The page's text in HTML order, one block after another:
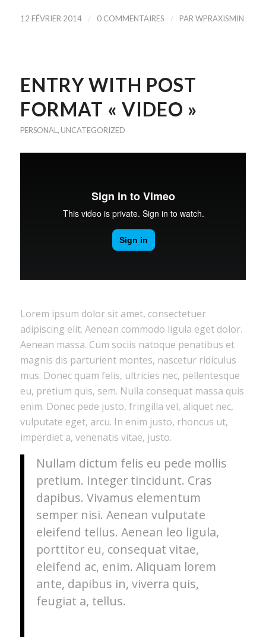
12 FÉVRIER 2014 / 0 COMMENTAIRES / PAR WPRAXISMIN
ENTRY WITH POST
FORMAT « VIDEO »
PERSONAL , UNCATEGORIZED
Lorem ipsum dolor sit amet, consectetuer
adipiscing elit. Aenean commodo ligula eget dolor.
Aenean massa. Cum sociis natoque penatibus et
magnis dis parturient montes, nascetur ridiculus
mus. Donec quam felis, ultricies nec, pellentesque
eu, pretium quis, sem. Nulla consequat massa quis
enim. Donec pede justo, fringilla vel, aliquet nec,
vulputate eget, arcu. In enim justo, rhoncus ut,
imperdiet a, venenatis vitae, justo.
Nullam dictum felis eu pede mollis
pretium. Integer tincidunt. Cras
dapibus. Vivamus elementum
semper nisi. Aenean vulputate
eleifend tellus. Aenean leo ligula,
porttitor eu, consequat vitae,
eleifend ac, enim. Aliquam lorem
ante, dapibus in, viverra quis,
feugiat a, tellus.